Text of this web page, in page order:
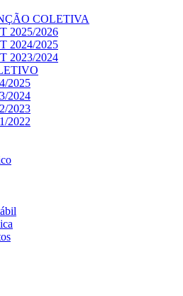
COLETIVA
2025/2026
2024/2025
2023/2024
2025
2024
2023
2022